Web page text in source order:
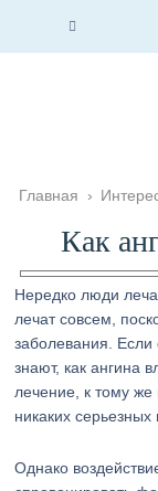
Главная ›
Как
Нередко люди
лечат совсем,
заболевания. Если
знают, как ангина
лечение, к тому же
никаких серьезных
Однако